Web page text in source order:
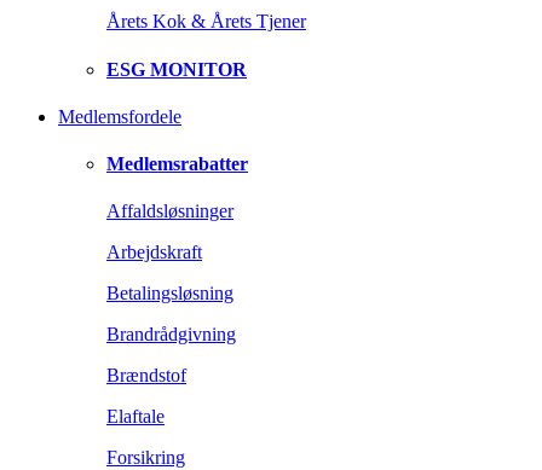
Årets Kok & Årets Tjener
ESG MONITOR
Medlemsfordele
Medlemsrabatter
Affaldsløsninger
Arbejdskraft
Betalingsløsning
Brandrådgivning
Brændstof
Elaftale
Forsikring